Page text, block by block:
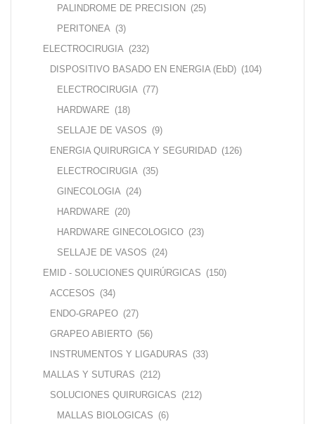
PALINDROME DE PRECISION (25)
PERITONEA (3)
ELECTROCIRUGIA (232)
DISPOSITIVO BASADO EN ENERGIA (EbD) (104)
ELECTROCIRUGIA (77)
HARDWARE (18)
SELLAJE DE VASOS (9)
ENERGIA QUIRURGICA Y SEGURIDAD (126)
ELECTROCIRUGIA (35)
GINECOLOGIA (24)
HARDWARE (20)
HARDWARE GINECOLOGICO (23)
SELLAJE DE VASOS (24)
EMID - SOLUCIONES QUIRÚRGICAS (150)
ACCESOS (34)
ENDO-GRAPEO (27)
GRAPEO ABIERTO (56)
INSTRUMENTOS Y LIGADURAS (33)
MALLAS Y SUTURAS (212)
SOLUCIONES QUIRURGICAS (212)
MALLAS BIOLOGICAS (6)